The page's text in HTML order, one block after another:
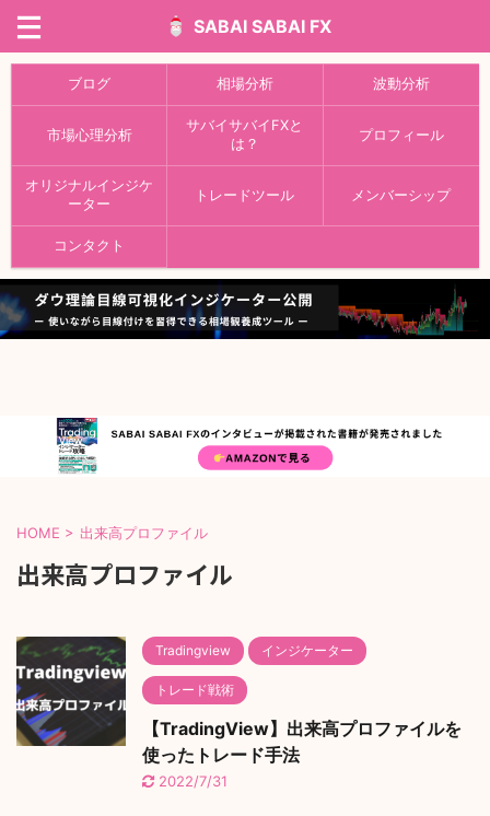
SABAI SABAI FX
ブログ 相場分析 波動分析
市場心理分析
サバイサバイFXと
は？
プロフィール
オリジナルインジケ
ーター
トレードツール メンバーシップ
コンタクト
HOME > 出来高プロファイル
出来高プロファイル
Tradingview インジケーター
トレード戦術
【TradingView】出来高プロファイルを
使ったトレード手法
2022/7/31